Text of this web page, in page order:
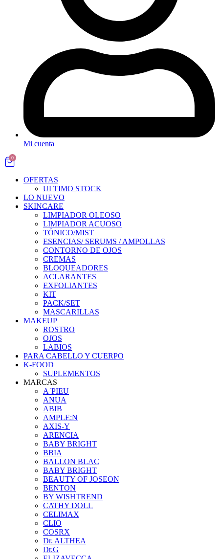
Mi cuenta
0
OFERTAS
ULTIMO STOCK
LO NUEVO
SKINCARE
LIMPIADOR OLEOSO
LIMPIADOR ACUOSO
TÓNICO/MIST
ESENCIAS/ SERUMS / AMPOLLAS
CONTORNO DE OJOS
CREMAS
BLOQUEADORES
ACLARANTES
EXFOLIANTES
KIT
PACK/SET
MASCARILLAS
MAKEUP
ROSTRO
OJOS
LABIOS
PARA CABELLO Y CUERPO
K-FOOD
SUPLEMENTOS
MARCAS
A´PIEU
ANUA
ABIB
AMPLE:N
AXIS-Y
ARENCIA
BABY BRIGHT
BBIA
BALLON BLAC
BABY BRIGHT
BEAUTY OF JOSEON
BENTON
BY WISHTREND
CATHY DOLL
CELIMAX
CLIO
COSRX
Dr. ALTHEA
Dr.G